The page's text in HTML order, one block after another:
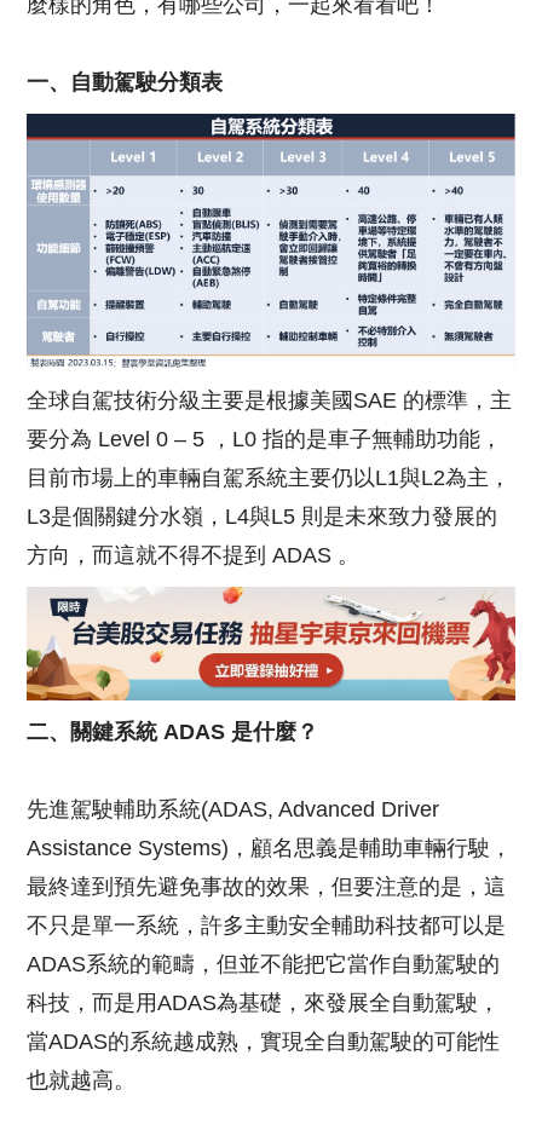
一、自動駕駛分類表
全球自駕技術分級主要是根據美國SAE 的標準，主
要分為 Level 0 – 5 ，L0 指的是車子無輔助功能，
目前市場上的車輛自駕系統主要仍以L1與L2為主，
L3是個關鍵分水嶺，L4與L5 則是未來致力發展的
方向，而這就不得不提到 ADAS 。
二、關鍵系統 ADAS 是什麼？
先進駕駛輔助系統(ADAS, Advanced Driver
Assistance Systems)，顧名思義是輔助車輛行駛，
最終達到預先避免事故的效果，但要注意的是，這
不只是單一系統，許多主動安全輔助科技都可以是
ADAS系統的範疇，但並不能把它當作自動駕駛的
科技，而是用ADAS為基礎，來發展全自動駕駛，
當ADAS的系統越成熟，實現全自動駕駛的可能性
也就越高。